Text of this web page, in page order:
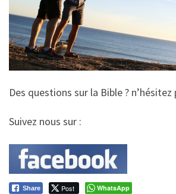
Des questions sur la Bible ? n’hésitez
Suivez nous sur :
Share Post WhatsApp